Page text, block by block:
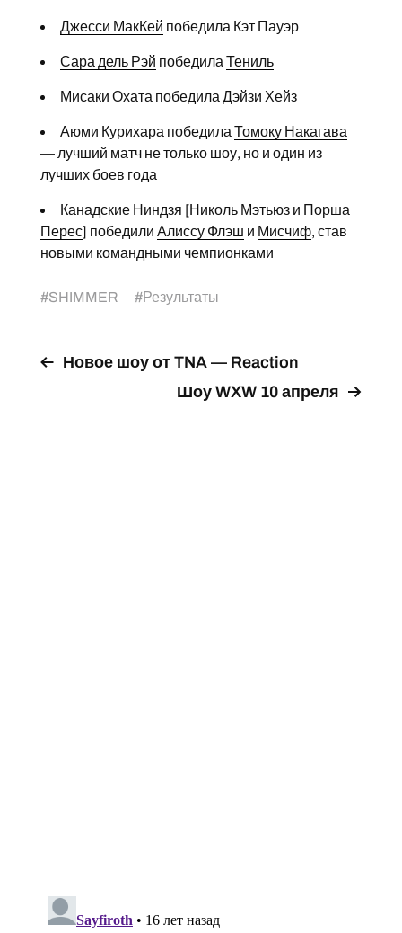
Джесси МакКей победила Кэт Пауэр
Сара дель Рэй победила Тениль
Мисаки Охата победила Дэйзи Хейз
Аюми Курихара победила Томоку Накагава
— лучший матч не только шоу, но и один из
лучших боев года
Канадские Ниндзя [Николь Мэтьюзи Порша
Перес] победили Алиссу Флэш и Мисчиф, став
новыми командными чемпионками
#SHIMMER #Результаты
Новое шоу от TNA — Reaction
Шоу WXW 10 апреля